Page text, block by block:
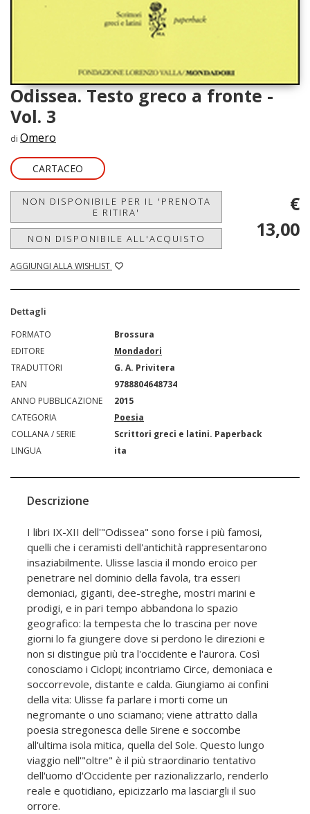
Odissea. Testo greco a fronte -
Vol. 3
di Omero
CARTACEO
NON DISPONIBILE PER IL 'PRENOTA
E RITIRA'
NON DISPONIBILE ALL'ACQUISTO
AGGIUNGI ALLA WISHLIST
€
13,00
Dettagli
FORMATO
Brossura
EDITORE
Mondadori
TRADUTTORI
G. A. Privitera
EAN
9788804648734
ANNO PUBBLICAZIONE
2015
CATEGORIA
Poesia
COLLANA / SERIE
Scrittori greci e latini. Paperback
LINGUA
ita
Descrizione
I libri IX-XII dell'"Odissea" sono forse i più famosi,
quelli che i ceramisti dell'antichità rappresentarono
insaziabilmente. Ulisse lascia il mondo eroico per
penetrare nel dominio della favola, tra esseri
demoniaci, giganti, dee-streghe, mostri marini e
prodigi, e in pari tempo abbandona lo spazio
geografico: la tempesta che lo trascina per nove
giorni lo fa giungere dove si perdono le direzioni e
non si distingue più tra l'occidente e l'aurora. Così
conosciamo i Ciclopi; incontriamo Circe, demoniaca e
soccorrevole, distante e calda. Giungiamo ai confini
della vita: Ulisse fa parlare i morti come un
negromante o uno sciamano; viene attratto dalla
poesia stregonesca delle Sirene e soccombe
all'ultima isola mitica, quella del Sole. Questo lungo
viaggio nell'"oltre" è il più straordinario tentativo
dell'uomo d'Occidente per razionalizzarlo, renderlo
reale e quotidiano, epicizzarlo ma lasciargli il suo
orrore.